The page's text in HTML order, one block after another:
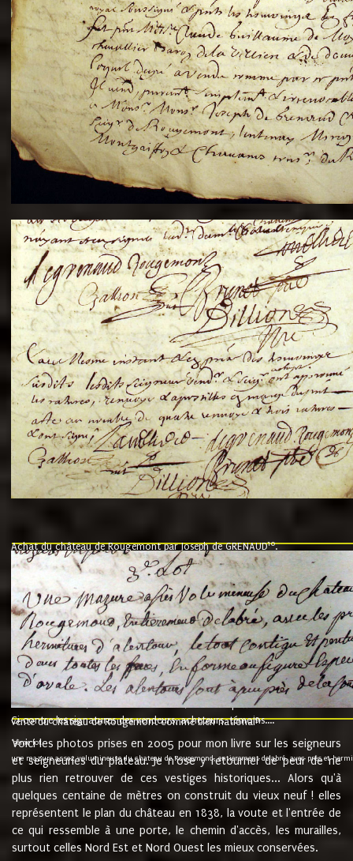
Achat du château de Rougemont par Joseph de GRENAUD10.
"l'an mil six cent soixante treze le ving neuvième jour du mois de
nommé fut présent Messire Claude Guillaume de Moyriat chevalier baron
vend, purement simplement et irrevocablement a monseigneur monsieur
et chavannes conseiller du roy au parlement de Bourgogne, present et
que le dit seigneur Baron de la Vellière a sur ses hommes, indivisables et
de la Velliere tout ainsi et comme le dit seigneur Baron et ses
présent......"
suivent les rentes, donation des terriers, etc... au prix de 880 livre louis
Ci contre les signatures des vendeurs, acheteurs, témoins....
vente du château de Rougemont comme bien national9.
"3ème lot
une mazure assez volumineuse du chateau de Rougemond, entierement delabré, avec près et
Voici les photos prises en 2005 pour mon livre sur les seigneurs
et seigneuries du plateau. Je n'ose y retourner de peur de ne
plus rien retrouver de ces vestiges historiques... Alors qu'à
quelques centaine de mètres on construit du vieux neuf ! elles
représentent le plan du château en 1838, la voute et l'entrée de
ce qui ressemble à une porte, le chemin d'accès, les murailles,
surtout celles Nord Est et Nord Ouest les mieux conservées.